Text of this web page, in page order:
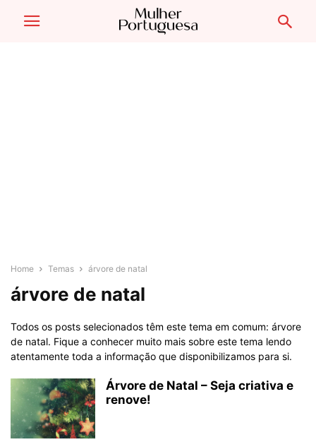
Home Temas árvore de natal
árvore de natal
Todos os posts selecionados têm este tema em comum: árvore
de natal. Fique a conhecer muito mais sobre este tema lendo
atentamente toda a informação que disponibilizamos para si.
Árvore de Natal – Seja criativa e
renove!